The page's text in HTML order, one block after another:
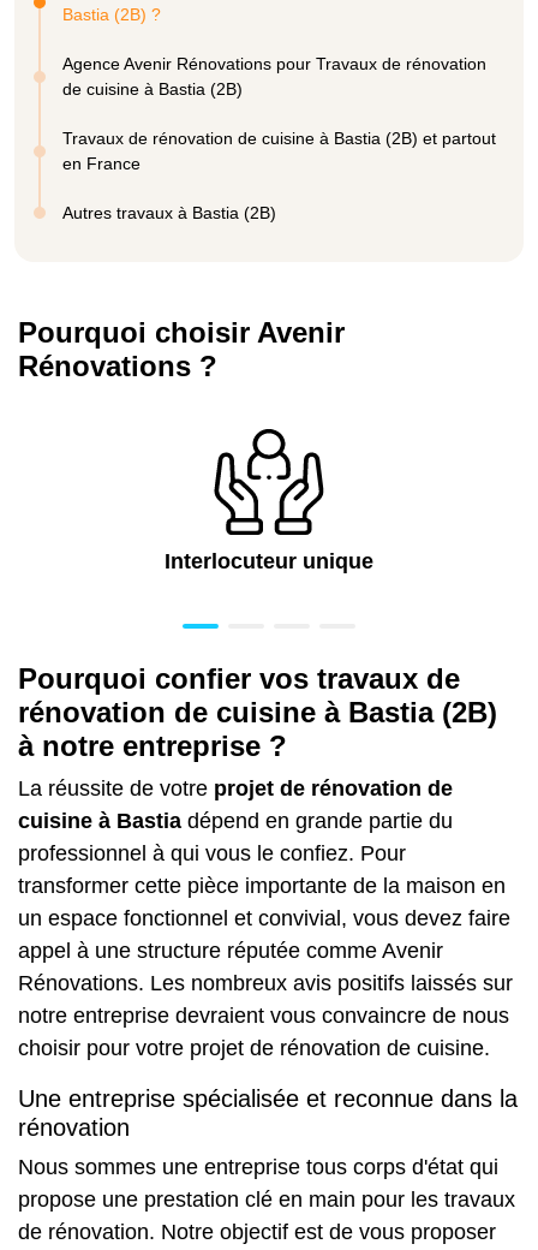
Bastia (2B) ?
Agence Avenir Rénovations pour Travaux de rénovation
de cuisine à Bastia (2B)
Travaux de rénovation de cuisine à Bastia (2B) et partout
en France
Autres travaux à Bastia (2B)
Pourquoi choisir Avenir
Rénovations ?
Interlocuteur unique
Pourquoi confier vos travaux de
rénovation de cuisine à Bastia (2B)
à notre entreprise ?
La réussite de votre projet de rénovation de
cuisine à Bastia dépend en grande partie du
professionnel à qui vous le confiez. Pour
transformer cette pièce importante de la maison en
un espace fonctionnel et convivial, vous devez faire
appel à une structure réputée comme Avenir
Rénovations. Les nombreux avis positifs laissés sur
notre entreprise devraient vous convaincre de nous
choisir pour votre projet de rénovation de cuisine.
Une entreprise spécialisée et reconnue dans la
rénovation
Nous sommes une entreprise tous corps d'état qui
propose une prestation clé en main pour les travaux
de rénovation. Notre objectif est de vous proposer